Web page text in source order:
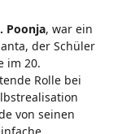
Poonja, war ein
der Schüler
im 20.
Rolle bei
von seinen